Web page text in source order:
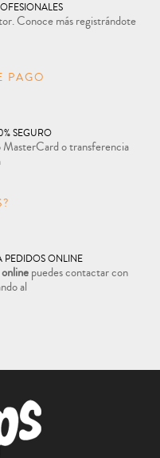
Conoce más registrándote
PAGO
SEGURO
o transferencia
PEDIDOS ONLINE
puedes contactar con
al